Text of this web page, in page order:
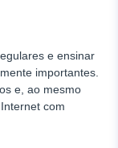
e ensinar
importantes.
e, ao mesmo
com